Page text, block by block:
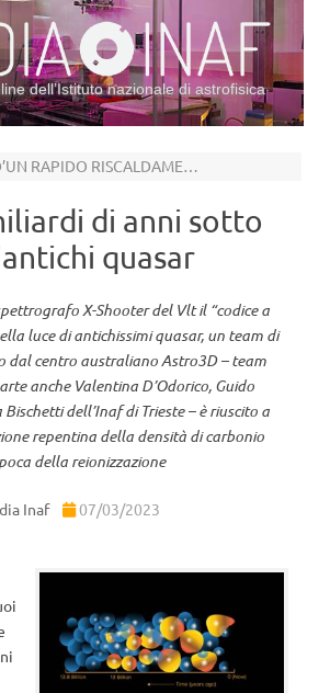
dell’Istituto nazionale di astrofisica
NUOVE PROVE D’UN RAPIDO RISCALDAMENTO DEL GAS NELL’UNIVERSO PRIMORDIALE
di anni sotto
quasar
X-Shooter del Vlt il “codice a
luce di antichissimi quasar, un team di
dal centro australiano Astro3D – team
anche Valentina D’Odorico, Guido
dell’Inaf di Trieste – è riuscito a
repentina della densità di carbonio
della reionizzazione
Inaf 07/03/2023